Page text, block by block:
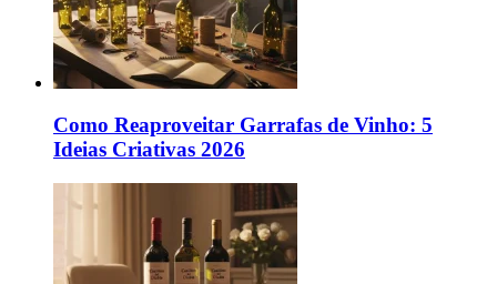
Como Reaproveitar Garrafas de Vinho: 5
Ideias Criativas 2026